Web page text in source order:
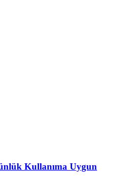
Kullanıma Uygun